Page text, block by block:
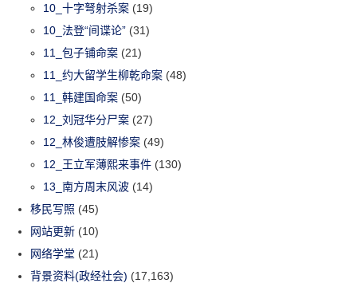
10_十字弩射杀案 (19)
10_法登“间谍论” (31)
11_包子铺命案 (21)
11_约大留学生柳乾命案 (48)
11_韩建国命案 (50)
12_刘冠华分尸案 (27)
12_林俊遭肢解惨案 (49)
12_王立军薄熙来事件 (130)
13_南方周末风波 (14)
移民写照 (45)
网站更新 (10)
网络学堂 (21)
背景资料(政经社会) (17,163)